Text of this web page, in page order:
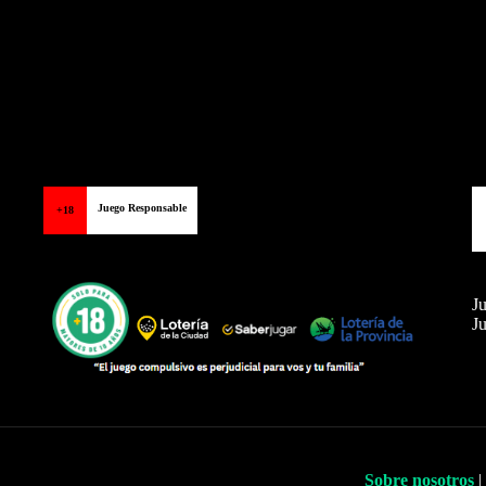
+18 Juego Responsable
Sobre nosotros |